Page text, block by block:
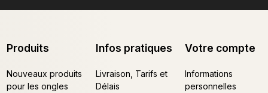
Produits
Nouveaux produits
pour les ongles
Infos pratiques
Livraison, Tarifs et
Délais
Votre compte
Informations
personnelles